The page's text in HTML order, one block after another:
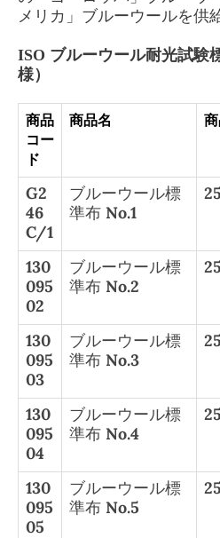
メリカ」ブルーウールを供
ISO ブルーウール耐光試験
様）
商品
コー
ド
商品名
G2
46
C/1
ブルーウール標
準布 No.1
130
095
02
ブルーウール標
準布 No.2
130
095
03
ブルーウール標
準布 No.3
130
095
04
ブルーウール標
準布 No.4
130
095
05
ブルーウール標
準布 No.5